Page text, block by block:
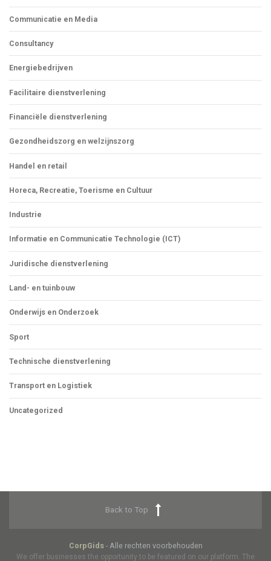
Communicatie en Media
Consultancy
Energiebedrijven
Facilitaire dienstverlening
Financiële dienstverlening
Gezondheidszorg en welzijnszorg
Handel en retail
Horeca, Recreatie, Toerisme en Cultuur
Industrie
Informatie en Communicatie Technologie (ICT)
Juridische dienstverlening
Land- en tuinbouw
Onderwijs en Onderzoek
Sport
Technische dienstverlening
Transport en Logistiek
Uncategorized
CorpGids- Alle rechten voorbehouden
We offer businesses the opportunity to be featured on our platform. The
Back to Top